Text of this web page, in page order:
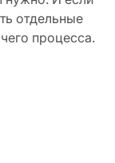
отдельные
процесса.